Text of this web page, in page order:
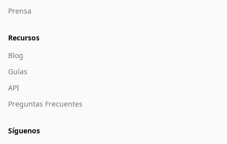
Prensa
Recursos
Blog
Guías
API
Preguntas Frecuentes
Síguenos